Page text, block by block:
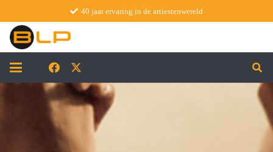
40 jaar ervaring in de artiestenwereld